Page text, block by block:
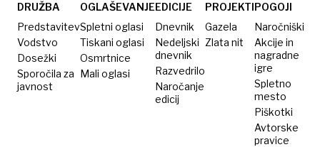
volitev
sovraštva
DRUŽBA
Predstavitev
Vodstvo
Dosežki
Sporočila za
javnost
OGLAŠEVANJE
Spletni oglasi
Tiskani oglasi
Osmrtnice
Mali oglasi
EDICIJE
Dnevnik
Nedeljski
dnevnik
Razvedrilo
Naročanje
edicij
PROJEKTI
Gazela
Zlata nit
POGOJI
Naročniški
Akcije in
nagradne
igre
Spletno
mesto
Piškotki
Avtorske
pravice